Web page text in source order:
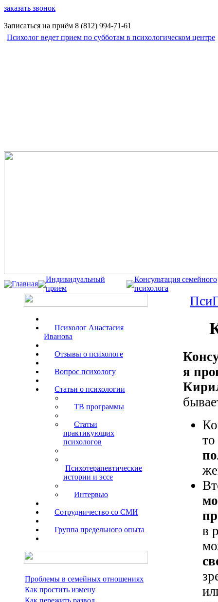
заказать звонок
Записаться на приём 8 (812) 994-71-61
Психолог ведет прием по субботам в психологическом центре
Главная
Индивидуальный
прием
Консультация семейного
психолога
Психолог Анастасия
Иванова
Отзывы о психологе
Вопрос психологу
Статьи о психологии
ТВ программы
Статьи
практикующих
психологов
Психотерапевтические
истории и эссе
Интервью
Сотрудничество со СМИ
Группа предельного опыта
Проблемы в семейных отношениях
Как простить измену
Как пережить развод
я
то
в